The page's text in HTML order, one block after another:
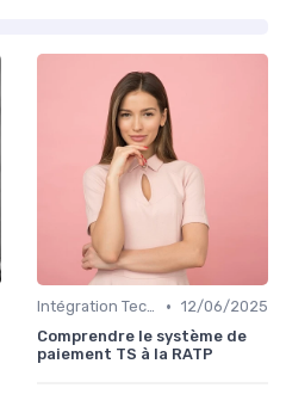
Intégration Technologique • 12/06/2025
Comprendre le système de
paiement TS à la RATP